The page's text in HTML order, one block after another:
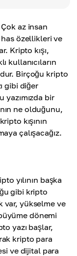
az insan
özellikleri ve
Kripto kışı,
kullanıcıların
Birçoğu kripto
gibi diğer
yazımızda bir
ne olduğunu,
kışının
çalışacağız.
yılının başka
gibi kripto
var, yükselme ve
dönemi
yazı başlar,
kripto para
ve dijital para